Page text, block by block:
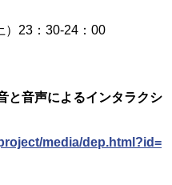
23：30-24：00
と音声によるインタラクシ
media/dep.html?id=